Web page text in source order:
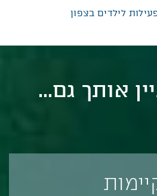
לילדים בצפון
אותך גם...